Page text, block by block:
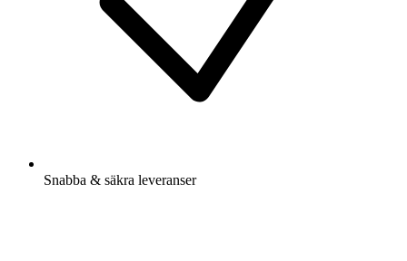
Snabba & säkra leveranser